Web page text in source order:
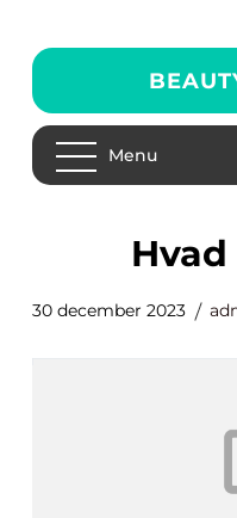
Menu
30 december 2023